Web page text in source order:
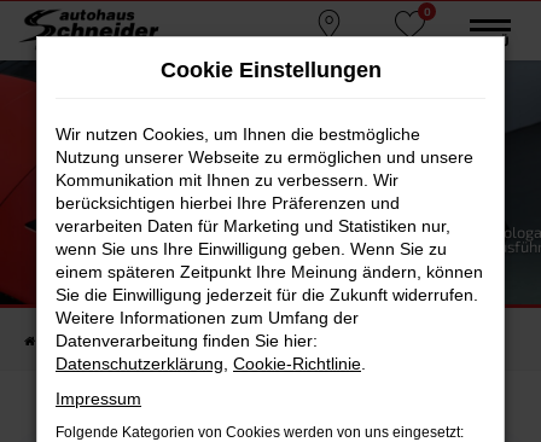
Zum
Hauptinhalt
springen
0
MENÜ
Der Hyundai IONIQ 3
Die Zukunft der Elektromobilität
Der Hyundai IONIQ 3 steht noch nicht zum Verkauf. Die
die Kraftstoffverbrauchsermittlung der deutschen
erfolgen unmittelbar vor der Markteinführung.
Startseite Schneider Gruppe Blog
Cookie Einstellungen
Wir nutzen Cookies, um Ihnen die bestmögliche
Nutzung unserer Webseite zu ermöglichen und unsere
Kommunikation mit Ihnen zu verbessern. Wir
berücksichtigen hierbei Ihre Präferenzen und
verarbeiten Daten für Marketing und Statistiken nur,
wenn Sie uns Ihre Einwilligung geben. Wenn Sie zu
einem späteren Zeitpunkt Ihre Meinung ändern, können
Sie die Einwilligung jederzeit für die Zukunft widerrufen.
Weitere Informationen zum Umfang der
Datenverarbeitung finden Sie hier:
Datenschutzerklärung Cookie-Richtlinie
Impressum
Folgende Kategorien von Cookies werden von uns eingesetzt: